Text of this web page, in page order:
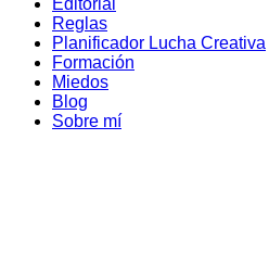
Editorial
Reglas
Planificador Lucha Creativa
Formación
Miedos
Blog
Sobre mí